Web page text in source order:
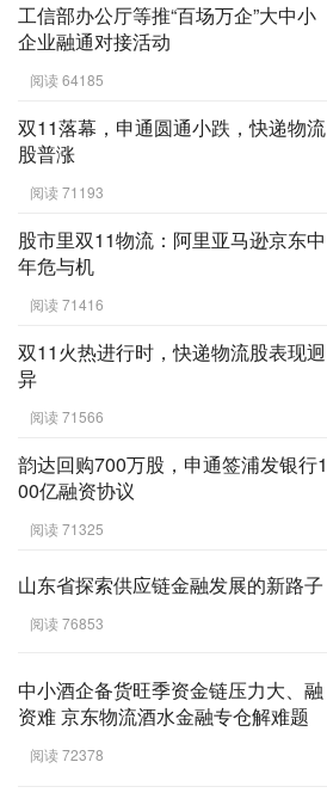
工信部办公厅等推“百场万企”大中小
企业融通对接活动
阅读 64185
双11落幕，申通圆通小跌，快递物流
股普涨
阅读 71193
股市里双11物流：阿里亚马逊京东中
年危与机
阅读 71416
双11火热进行时，快递物流股表现迥
异
阅读 71566
韵达回购700万股，申通签浦发银行1
00亿融资协议
阅读 71325
山东省探索供应链金融发展的新路子
阅读 76853
中小酒企备货旺季资金链压力大、融
资难 京东物流酒水金融专仓解难题
阅读 72378